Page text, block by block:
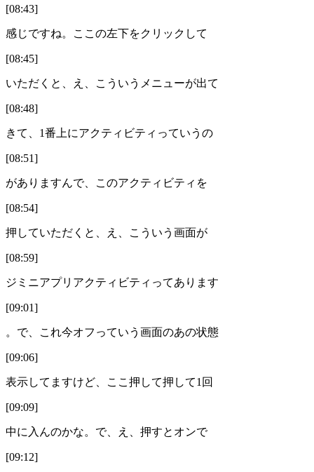
[08:43]
感じですね。ここの左下をクリックして
[08:45]
いただくと、え、こういうメニューが出て
[08:48]
きて、1番上にアクティビティっていうの
[08:51]
がありますんで、このアクティビティを
[08:54]
押していただくと、え、こういう画面が
[08:59]
ジミニアプリアクティビティってあります
[09:01]
。で、これ今オフっていう画面のあの状態
[09:06]
表示してますけど、ここ押して押して1回
[09:09]
中に入んのかな。で、え、押すとオンで
[09:12]